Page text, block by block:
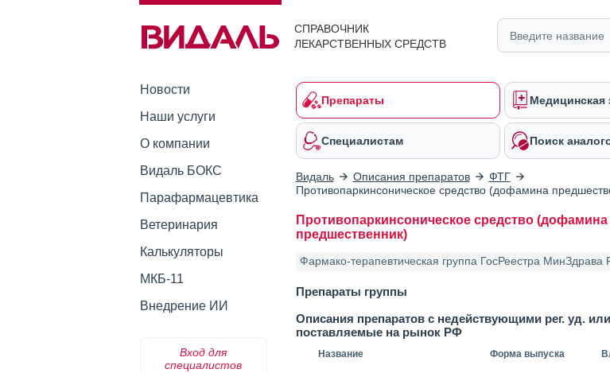
СПРАВОЧНИК
ЛЕКАРСТВЕННЫХ СРЕДСТВ
Новости
Наши услуги
О компании
Видаль БОКС
Парафармацевтика
Ветеринария
Калькуляторы
МКБ-11
Внедрение ИИ
Вход для
специалистов
Препараты Медицинская
Специалистам Поиск
Видаль Описания препаратов
ФТГ
Противопаркинсоническое средство (дофамина
Противопаркинсоническое средство (дофамина
предшественник)
Фармако-терапевтическая группа ГосРеестра МинЗдрава
Препараты группы
Описания препаратов с недействующими рег. уд.
поставляемые на рынок РФ
Название Форма выпуска